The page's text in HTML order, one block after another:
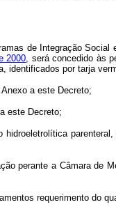
de Integração
2000, será concedido às
por tarja
a este Decreto;
este Decreto;
perante a Câmara de
requerimento do